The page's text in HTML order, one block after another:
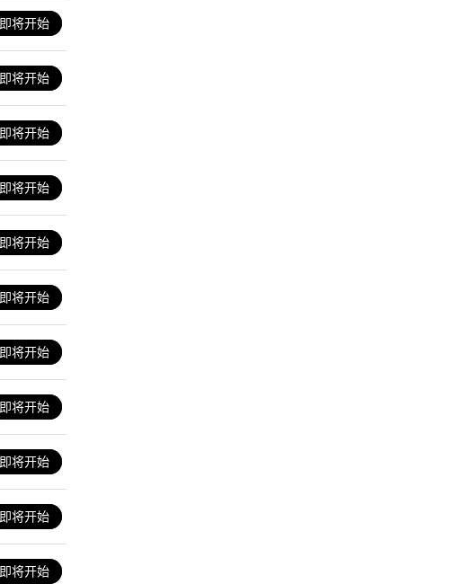
即将开始
即将开始
即将开始
即将开始
即将开始
即将开始
即将开始
即将开始
即将开始
即将开始
即将开始